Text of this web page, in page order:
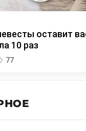
оставит
10 раз
77